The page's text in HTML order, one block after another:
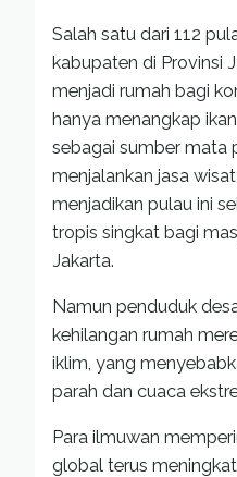
Salah satu dari 112
kabupaten di Provinsi
menjadi rumah bagi
hanya menangkap
sebagai sumber mata
menjalankan jasa
menjadikan pulau ini
tropis singkat bagi
Jakarta.
Namun penduduk
kehilangan rumah
iklim, yang
parah dan cuaca
Para ilmuwan
global terus